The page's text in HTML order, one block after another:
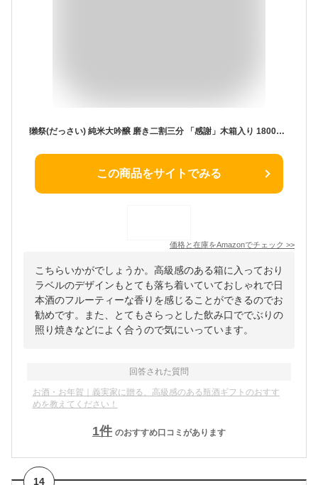
獺祭(だっさい) 純米大吟醸 磨き二割三分 「感謝」木箱入り 1800ml 【ギフトBox】
この商品をサイトでみる
価格と在庫をAmazonでチェック >>
こちらいかがでしょうか。高級感のある箱に入っており
ラベルのデザインもとても落ち着いていておしゃれで日
本酒のフルーティーな香りを感じることができるのでお
勧めです。また、とてもさらっとした飲み口ででぶりの
照り焼きなどによく合うので気にいっています。
回答された質問
お酒・お年賀｜義実家に贈る、高級感のある瓶酒ギフトのおすす
めを教えてください！
1件 のおすすめ口コミがあります
14